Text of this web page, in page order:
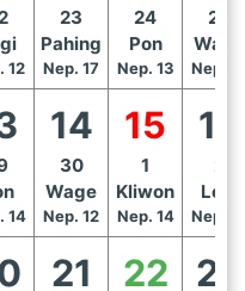
12
23
Pahing
Nep. 17
24
Pon
Nep. 13
25
Wage
Nep.
14
14
30
Wage
Nep. 12
15
1
Kliwon
Nep. 14
16
Legi
Nep.
21 22 23